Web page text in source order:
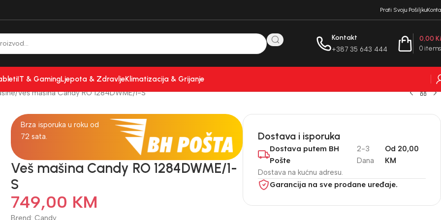
Prati Svoju Pošiljku
Kontakt
+387 35 643 444 0 items
0,00
IT & GamingLjepota & ZdravljeKlimatizacija & Grijanje
Veš mašina Candy RO 1284DWME/1-S
Brza isporuka u roku od
72 sata.
Veš mašina Candy RO 1284DWME/1-
S
749,00 KM
Dostava i isporuka
Dostava putem BH
Pošte
Dostava na kućnu adresu.
2-3
Dana
Od 20,00
KM
Garancija na sve prodane uređaje.